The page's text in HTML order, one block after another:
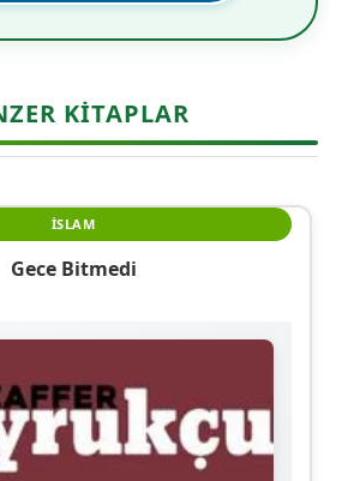
KITAPLAR
İSLAM
Gece Bitmedi